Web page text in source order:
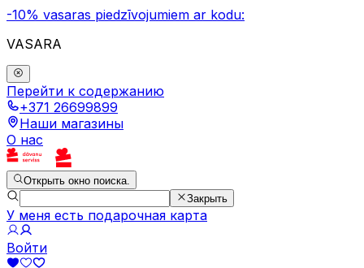
-10% vasaras piedzīvojumiem ar kodu:
VASARA
Перейти к содержанию
+371 26699899
Наши магазины
О нас
Открыть окно поиска.
Закрыть
У меня есть подарочная карта
Войти